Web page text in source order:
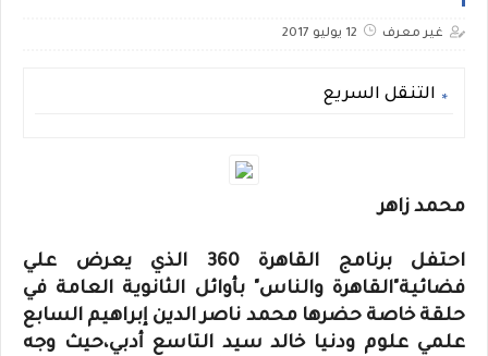
غير معرف 12 يوليو 2017
التنقل السريع
محمد زاهر
احتفل برنامج القاهرة 360 الذي يعرض علي
فضائية"القاهرة والناس" بأوائل الثانوية العامة في
حلقة خاصة حضرها محمد ناصر الدين إبراهيم السابع
علمي علوم ودنيا خالد سيد التاسع أدبي،حيث وجه